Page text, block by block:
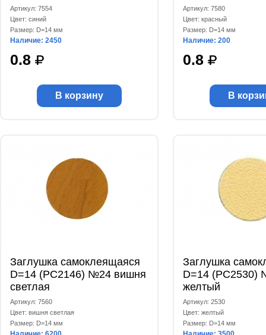
Артикул: 7554
Цвет: синий
Размер: D=14 мм
Наличие: 2450
0.8
В корзину
Артикул: 7580
Цвет: красный
Размер: D=14 мм
Наличие: 200
0.8
В
Заглушка самоклеящаяся
D=14 (РС2146) №24 вишня
светлая
Артикул: 7560
Цвет: вишня светлая
Размер: D=14 мм
Заглушка
D=14 (РС2530)
желтый
Артикул: 2530
Цвет: желтый
Размер: D=14 мм